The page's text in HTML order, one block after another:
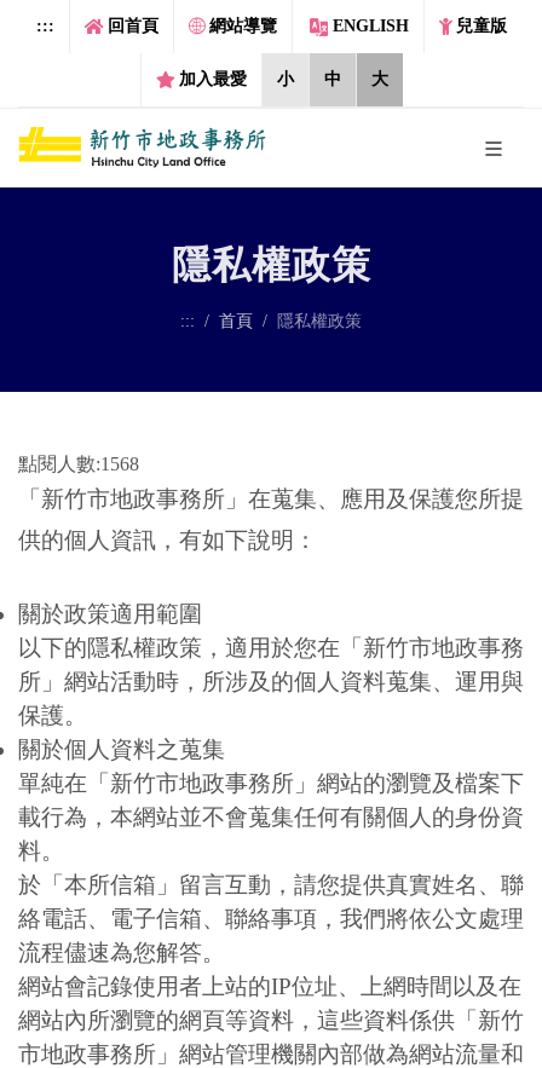
跳到主要內容區塊
::: 回首頁 網站導覽 ENGLISH 兒童版
加入最愛 小 中 大
隱私權政策
::: 首頁 隱私權政策
點閱人數:1568
「新竹市地政事務所」在蒐集、應用及保護您所提
供的個人資訊，有如下說明：
關於政策適用範圍
以下的隱私權政策，適用於您在「新竹市地政事務
所」網站活動時，所涉及的個人資料蒐集、運用與
保護。
關於個人資料之蒐集
單純在「新竹市地政事務所」網站的瀏覽及檔案下
載行為，本網站並不會蒐集任何有關個人的身份資
料。
於「本所信箱」留言互動，請您提供真實姓名、聯
絡電話、電子信箱、聯絡事項，我們將依公文處理
流程儘速為您解答。
網站會記錄使用者上站的IP位址、上網時間以及在
網站內所瀏覽的網頁等資料，這些資料係供「新竹
市地政事務所」網站管理機關內部做為網站流量和